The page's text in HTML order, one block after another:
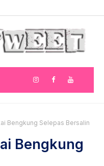
Bengkung Selepas Bersalin
Bengkung